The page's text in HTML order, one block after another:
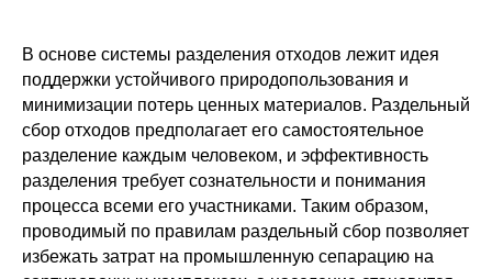
В основе системы разделения отходов лежит идея
поддержки устойчивого природопользования и
минимизации потерь ценных материалов. Раздельный
сбор отходов предполагает его самостоятельное
разделение каждым человеком, и эффективность
разделения требует сознательности и понимания
процесса всеми его участниками. Таким образом,
проводимый по правилам раздельный сбор позволяет
избежать затрат на промышленную сепарацию на